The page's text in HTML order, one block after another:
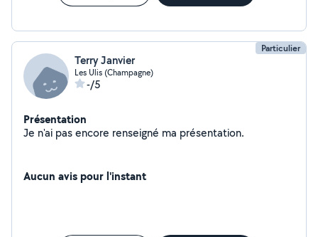
Particulier
Terry Janvier
Les Ulis (Champagne)
-/5
Présentation
Je n'ai pas encore renseigné ma présentation.
Aucun avis pour l'instant